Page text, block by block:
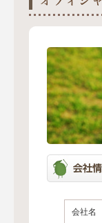
会社名